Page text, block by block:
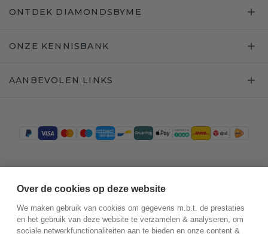
ONTDEK DIAMONDSBYME
ONZE KENNISBANK
AANBEVOLEN LINKS
Over de cookies op deze website
We maken gebruik van cookies om gegevens m.b.t. de prestaties
en het gebruik van deze website te verzamelen & analyseren, om
sociale netwerkfunctionaliteiten aan te bieden en onze content &